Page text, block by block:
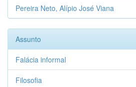
Pereira Neto, Alípio José Viana
Assunto
Falácia informal
Filosofia